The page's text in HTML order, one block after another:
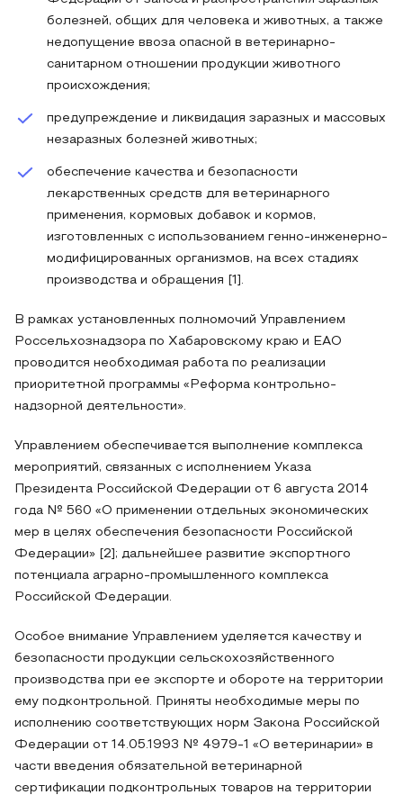
болезней, общих для человека и животных, а также
недопущение ввоза опасной в ветеринарно-
санитарном отношении продукции животного
происхождения;
предупреждение и ликвидация заразных и массовых
незаразных болезней животных;
обеспечение качества и безопасности
лекарственных средств для ветеринарного
применения, кормовых добавок и кормов,
изготовленных с использованием генно-инженерно-
модифицированных организмов, на всех стадиях
производства и обращения [1].
В рамках установленных полномочий Управлением
Россельхознадзора по Хабаровскому краю и ЕАО
проводится необходимая работа по реализации
приоритетной программы «Реформа контрольно-
надзорной деятельности».
Управлением обеспечивается выполнение комплекса
мероприятий, связанных с исполнением Указа
Президента Российской Федерации от 6 августа 2014
года № 560 «О применении отдельных экономических
мер в целях обеспечения безопасности Российской
Федерации» [2]; дальнейшее развитие экспортного
потенциала аграрно-промышленного комплекса
Российской Федерации.
Особое внимание Управлением уделяется качеству и
безопасности продукции сельскохозяйственного
производства при ее экспорте и обороте на территории
ему подконтрольной. Приняты необходимые меры по
исполнению соответствующих норм Закона Российской
Федерации от 14.05.1993 № 4979-1 «О ветеринарии» в
части введения обязательной ветеринарной
сертификации подконтрольных товаров на территории